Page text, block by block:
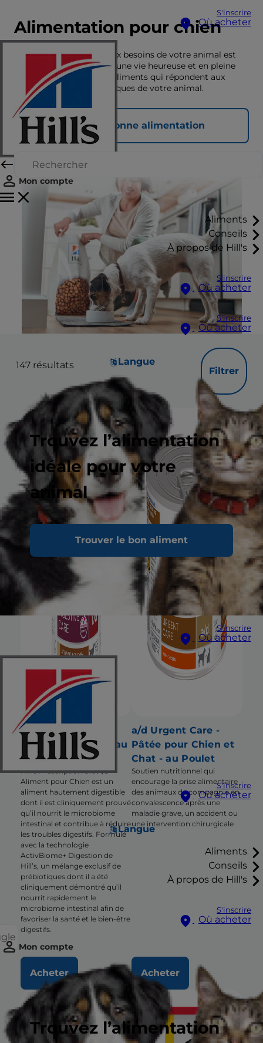
S'inscrire
Où acheter
Mon compte
Aliments
Conseils
À propos de Hill's
S'inscrire
Où acheter
S'inscrire
Où acheter
Langue
Trouvez l’alimentation
idéale pour votre
animal
Trouver le bon aliment
S'inscrire
Où acheter
S'inscrire
Où acheter
Langue
Aliments
Conseils
À propos de Hill's
S'inscrire
Où acheter
Mon compte
Trouvez l’alimentation
Alimentation pour chien
Une nutrition adaptée aux besoins de votre animal est
essentielle pour lui offrir une vie heureuse et en pleine
santé. Découvrez ici les aliments qui répondent aux
besoins nutritionnels uniques de votre animal.
Choisir la bonne alimentation
147 résultats
Filtrer
i/d Digestive Care
Mijoté pour Chien au
Poulet & Légumes
Hill’s Prescription Diet i/d -
Aliment pour Chien est un
aliment hautement digestible
dont il est cliniquement prouvé
qu’il nourrit le microbiome
intestinal et contribue à réduire
les troubles digestifs. Formulé
avec la technologie
ActivBiome+ Digestion de
Hill’s, un mélange exclusif de
prébiotiques dont il a été
cliniquement démontré qu’il
nourrit rapidement le
microbiome intestinal afin de
favoriser la santé et le bien-être
digestifs.
Acheter
a/d Urgent Care -
Pâtée pour Chien et
Chat - au Poulet
Soutien nutritionnel qui
encourage la prise alimentaire
des animaux de compagnie en
convalescence après une
maladie grave, un accident ou
une intervention chirurgicale
Acheter